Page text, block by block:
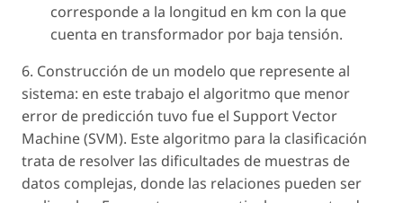
corresponde a la longitud en km con la que
cuenta en transformador por baja tensión.
6. Construcción de un modelo que represente al
sistema: en este trabajo el algoritmo que menor
error de predicción tuvo fue el Support Vector
Machine (SVM). Este algoritmo para la clasificación
trata de resolver las dificultades de muestras de
datos complejas, donde las relaciones pueden ser